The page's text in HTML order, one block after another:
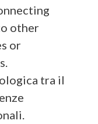
other
or
tra il